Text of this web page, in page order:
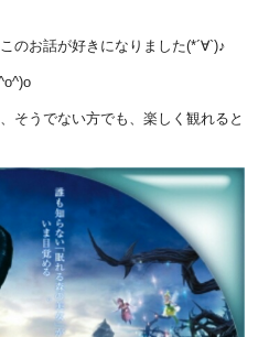
のお話が好きになりました(*´∀`)♪
そうでない方でも、楽しく観れると